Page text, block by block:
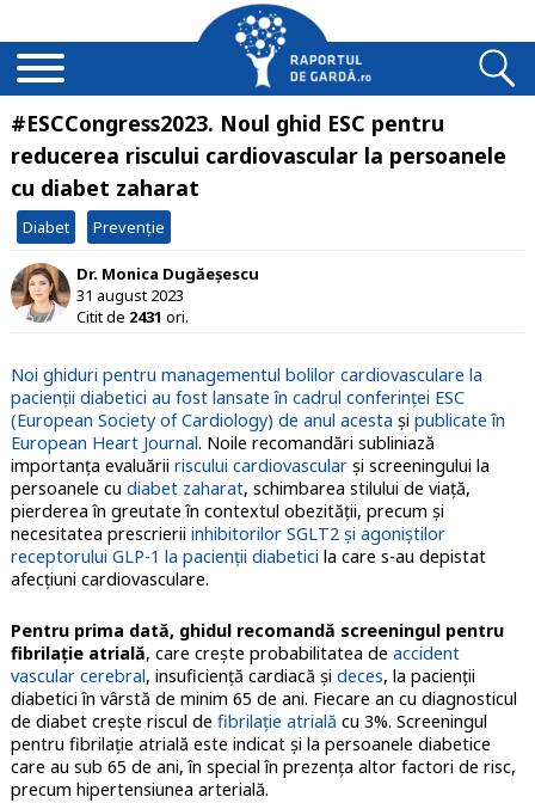
#ESCCongress2023. Noul ghid ESC pentru
reducerea riscului cardiovascular la persoanele
cu diabet zaharat
Diabet Prevenție
Dr. Monica Dugăeșescu
31 august 2023
Citit de 2431 ori.
Noi ghiduri pentru managementul bolilor cardiovasculare la
pacienţii diabetici au fost lansate în cadrul conferinţei ESC
(European Society of Cardiology) de anul acesta şi publicate în
European Heart Journal. Noile recomandări subliniază
importanţa evaluării riscului cardiovascularşi screeningului la
persoanele cu diabet zaharat, schimbarea stilului de viaţă,
pierderea în greutate în contextul obezităţii, precum şi
necesitatea prescrierii inhibitorilor SGLT2 şi agoniştilor
receptorului GLP-1 la pacienţii diabetici la care s-au depistat
afecţiuni cardiovasculare.
Pentru prima dată, ghidul recomandă screeningul pentru
fibrilaţie atrială, care creşte probabilitatea de accident
vascular cerebral, insuficienţă cardiacă şi deces, la pacienţii
diabetici în vârstă de minim 65 de ani. Fiecare an cu diagnosticul
de diabet creşte riscul de fibrilaţie atrială cu 3%. Screeningul
pentru fibrilaţie atrială este indicat şi la persoanele diabetice
care au sub 65 de ani, în special în prezenţa altor factori de risc,
precum hipertensiunea arterială.